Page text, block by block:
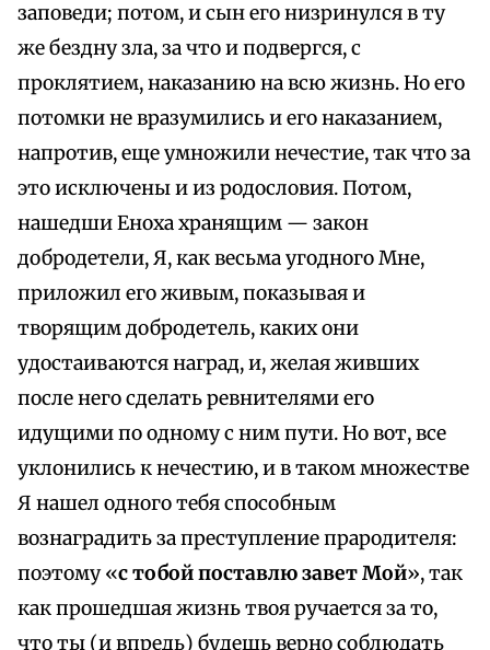
заповеди; потом, и сын его низринулся в ту
же бездну зла, за что и подвергся, с
проклятием, наказанию на всю жизнь. Но его
потомки не вразумились и его наказанием,
напротив, еще умножили нечестие, так что за
это исключены и из родословия. Потом,
нашедши Еноха хранящим — закон
добродетели, Я, как весьма угодного Мне,
приложил его живым, показывая и
творящим добродетель, каких они
удостаиваются наград, и, желая живших
после него сделать ревнителями его
идущими по одному с ним пути. Но вот, все
уклонились к нечестию, и в таком множестве
Я нашел одного тебя способным
вознаградить за преступление прародителя:
поэтому «с тобой поставлю завет Мой», так
как прошедшая жизнь твоя ручается за то,
что ты (и впредь) будешь верно соблюдать